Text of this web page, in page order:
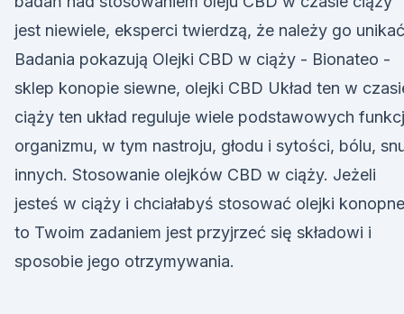
jest niewiele, eksperci twierdzą, że należy go
Badania pokazują Olejki CBD w ciąży - Bionateo -
sklep konopie siewne, olejki CBD Układ ten w
ciąży ten układ reguluje wiele podstawowych
organizmu, w tym nastroju, głodu i sytości, bólu,
innych. Stosowanie olejków CBD w ciąży. Jeżeli
jesteś w ciąży i chciałabyś stosować olejki konopne
to Twoim zadaniem jest przyjrzeć się składowi i
sposobie jego otrzymywania.